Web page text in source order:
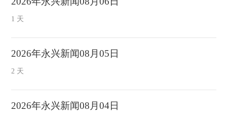
1 天
2026年永兴新闻08月05日
2 天
2026年永兴新闻08月04日